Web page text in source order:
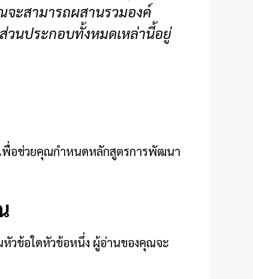
จะสามารถผสานรวมองค์
นประกอบทั้งหมดเหล่านี้อยู่
พื่อช่วยคุณกำหนดหลักสูตรการพัฒนา
หัวข้อใดหัวข้อหนึ่ง ผู้อ่านของคุณจะ